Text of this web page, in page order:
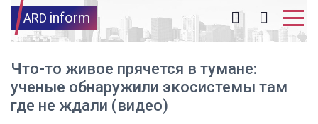
ARD inform
Что-то живое прячется в тумане:
ученые обнаружили экосистемы там
где не ждали (видео)